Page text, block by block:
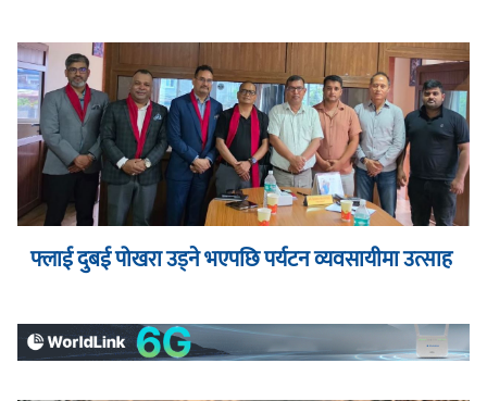
फ्लाई दुबई पोखरा उड्ने भएपछि पर्यटन व्यवसायीमा उत्साह